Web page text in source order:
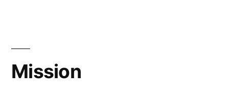
Mission